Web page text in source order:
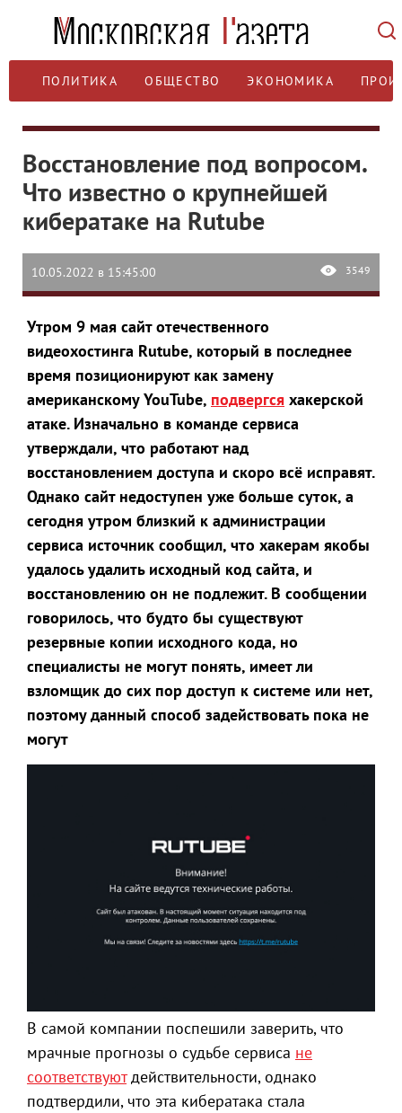
ПОЛИТИКА ОБЩЕСТВО ЭКОНОМИКА
Восстановление под вопросом.
Что известно о крупнейшей
кибератаке на Rutube
10.05.2022 в 15:45:00 3549
Утром 9 мая сайт отечественного
видеохостинга Rutube, который в последнее
время позиционируют как замену
американскому YouTube, подвергся хакерской
атаке. Изначально в команде сервиса
утверждали, что работают над
восстановлением доступа и скоро всё исправят.
Однако сайт недоступен уже больше суток, а
сегодня утром близкий к администрации
сервиса источник сообщил, что хакерам якобы
удалось удалить исходный код сайта, и
восстановлению он не подлежит. В сообщении
говорилось, что будто бы существуют
резервные копии исходного кода, но
специалисты не могут понять, имеет ли
взломщик до сих пор доступ к системе или нет,
поэтому данный способ задействовать пока не
могут
В самой компании поспешили заверить, что
мрачные прогнозы о судьбе сервиса не
соответствуютдействительности, однако
подтвердили, что эта кибератака стала